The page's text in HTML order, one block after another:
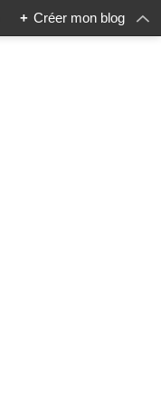
+ Créer mon blog